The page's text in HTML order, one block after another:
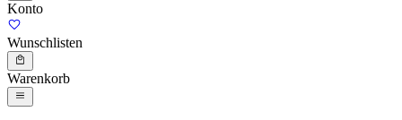
Konto
Wunschlisten
Warenkorb